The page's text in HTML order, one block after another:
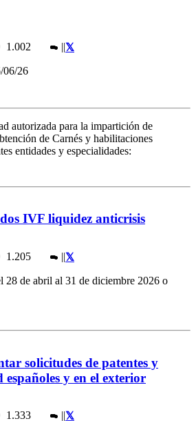
1.002 ||
26
autorizada para la impartición de
de Carnés y habilitaciones
entidades y especialidades:
IVF liquidez anticrisis
1.205 ||
28 de abril al 31 de diciembre 2026 o
solicitudes de patentes y
y en el exterior
1.333 ||